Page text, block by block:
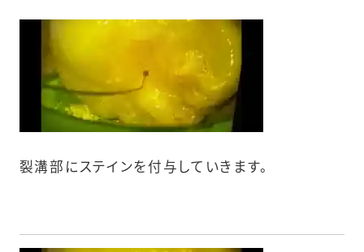
裂溝部にステインを付与していきます。